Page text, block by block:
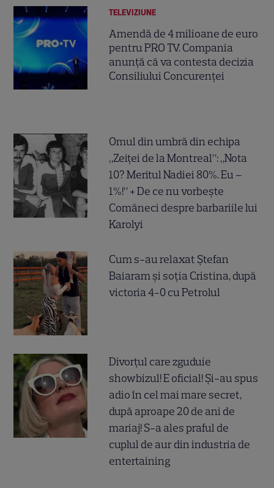
TELEVIZIUNE
Amendă de 4 milioane de euro
pentru PRO TV. Compania
anunță că va contesta decizia
Consiliului Concurenței
Omul din umbră din echipa
„Zeiței de la Montreal”: „Nota
10? Meritul Nadiei 80%. Eu –
1%!” + De ce nu vorbește
Comăneci despre barbariile lui
Karolyi
Cum s-au relaxat Ștefan
Baiaram și soția Cristina, după
victoria 4-0 cu Petrolul
Divorțul care zguduie
showbizul! E oficial! Și-au spus
adio în cel mai mare secret,
după aproape 20 de ani de
mariaj! S-a ales praful de
cuplul de aur din industria de
entertaining